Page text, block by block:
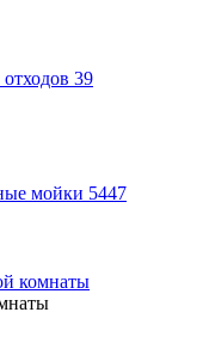
39
мойки 5447
комнаты